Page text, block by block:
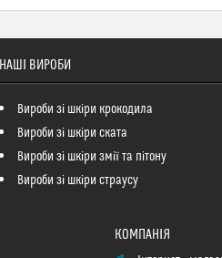
НАШІ ВИРОБИ
Вироби зі шкіри крокодила
Вироби зі шкіри ската
Вироби зі шкіри змії та пітону
Вироби зі шкіри страусу